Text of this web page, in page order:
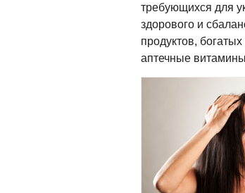
требующихся для
здорового и
продуктов,
аптечные